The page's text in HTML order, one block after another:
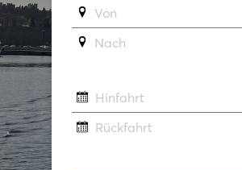
Von
Νach
Hinfahrt
Rückfahrt